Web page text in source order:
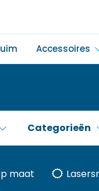
Accessoires
Categorieën
maat